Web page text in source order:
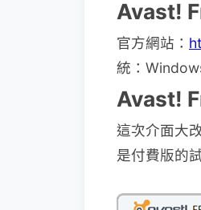
Avast!
官方網站：
統：
Avast!
這次介面大
是付費版的